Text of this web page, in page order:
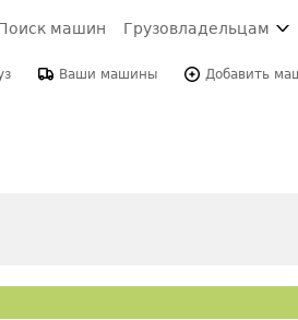
машин Грузовладельцам
Ваши машины Добавить